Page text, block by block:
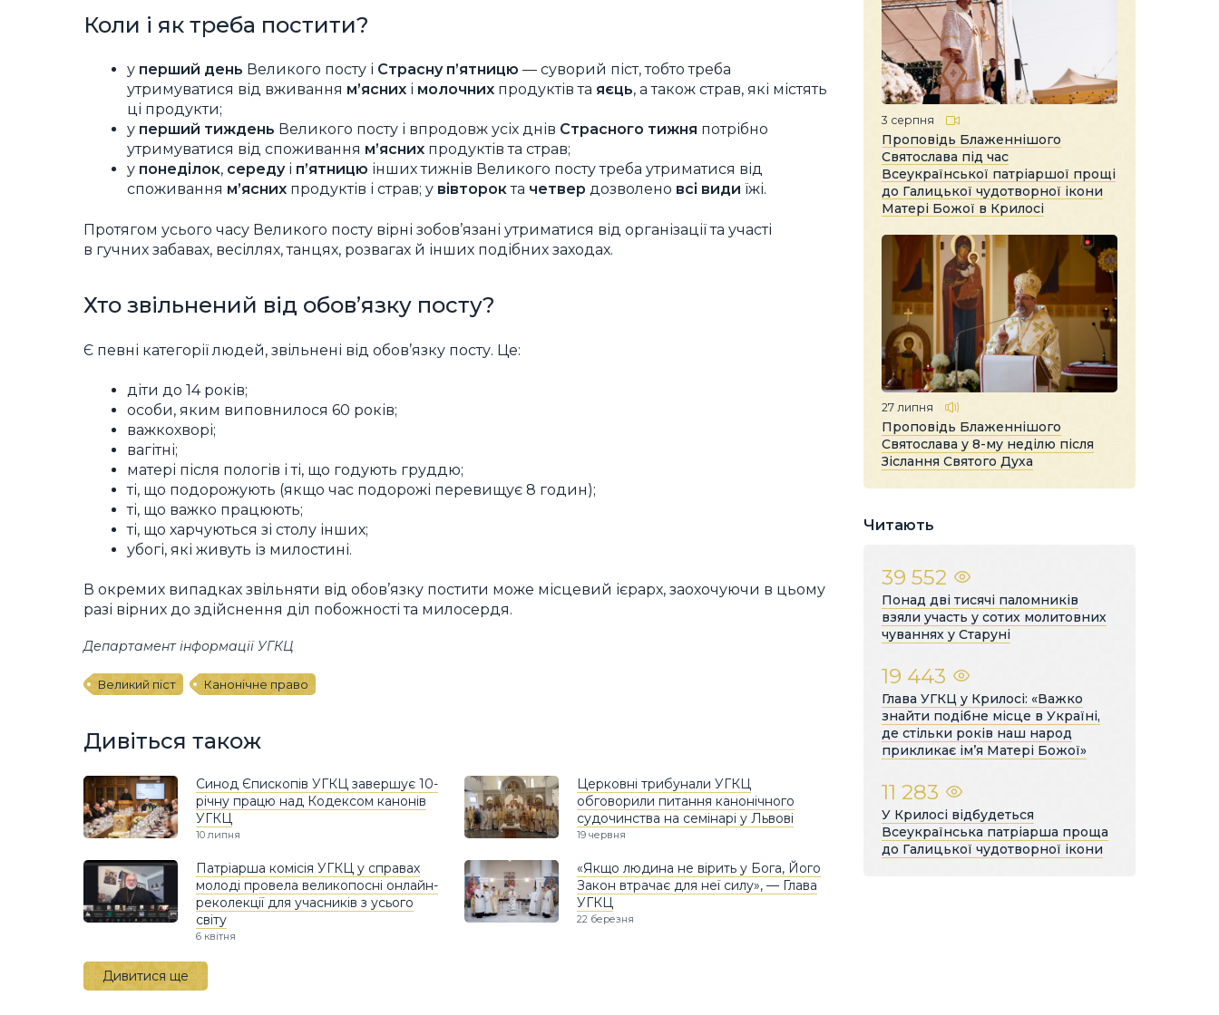
Коли і як треба постити?
у перший день Великого посту і Страсну п’ятницю — суворий піст, тобто треба
утримуватися від вживання м’ясних і молочних продуктів та яєць, а також страв, які містять
ці продукти;
у перший тиждень Великого посту і впродовж усіх днів Страсного тижня потрібно
утримуватися від споживання м’ясних продуктів та страв;
у понеділок, середуі п’ятницю інших тижнів Великого посту треба утриматися від
споживання м’ясних продуктів і страв; у вівторокта четвер дозволено всі види їжі.
Протягом усього часу Великого посту вірні зобов’язані утриматися від організації та участі
в гучних забавах, весіллях, танцях, розвагах й інших подібних заходах.
Хто звільнений від обов’язку посту?
Є певні категорії людей, звільнені від обов’язку посту. Це:
діти до 14 років;
особи, яким виповнилося 60 років;
важкохворі;
вагітні;
матері після пологів і ті, що годують груддю;
ті, що подорожують (якщо час подорожі перевищує 8 годин);
ті, що важко працюють;
ті, що харчуються зі столу інших;
убогі, які живуть із милостині.
В окремих випадках звільняти від обов’язку постити може місцевий ієрарх, заохочуючи в цьому
разі вірних до здійснення діл побожності та милосердя.
Департамент інформації УГКЦ
Великий піст Канонічне право
Дивіться також
Синод Єпископів УГКЦ завершує 10-
річну працю над Кодексом канонів
УГКЦ
10 липня
Церковні трибунали УГКЦ
обговорили питання канонічного
судочинства на семінарі у Львові
19 червня
Патріарша комісія УГКЦ у справах
молоді провела великопосні онлайн-
реколекції для учасників з усього
світу
6 квітня
«Якщо людина не вірить у Бога, Його
Закон втрачає для неї силу», — Глава
УГКЦ
22 березня
Дивитися ще
3 серпня
Проповідь Блаженнішого
Святослава під час
Всеукраїнської патріаршої прощі
до Галицької чудотворної ікони
Матері Божої в Крилосі
27 липня
Проповідь Блаженнішого
Святослава у 8-му неділю після
Зіслання Святого Духа
Читають
39 552
Понад дві тисячі паломників
взяли участь у сотих молитовних
чуваннях у Старуні
19 443
Глава УГКЦ у Крилосі: «Важко
знайти подібне місце в Україні,
де стільки років наш народ
прикликає ім’я Матері Божої»
11 283
У Крилосі відбудеться
Всеукраїнська патріарша проща
до Галицької чудотворної ікони